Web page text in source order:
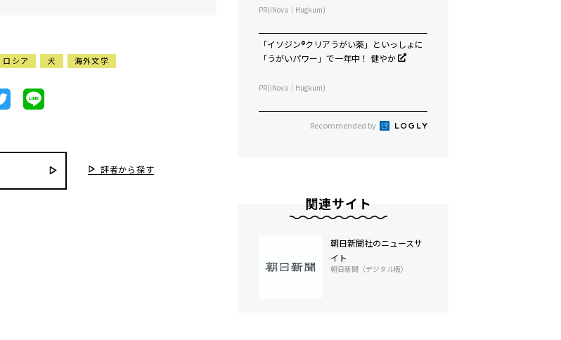
ロシア 犬 海外文学
評者から探す
PR(iNova｜Hugkum)
「イソジン®クリアうがい薬」といっしょに
「うがいパワー」で一年中！ 健やか
PR(iNova｜Hugkum)
Recommended by
関連サイト
朝日新聞社のニュースサ
イト
朝日新聞（デジタル版）